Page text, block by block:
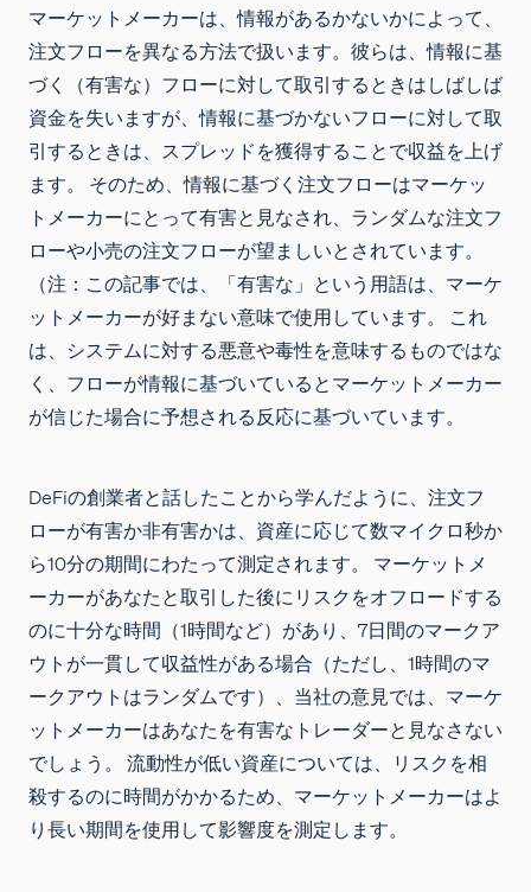
マーケットメーカーは、情報があるかないかによって、
注文フローを異なる方法で扱います。彼らは、情報に基
づく（有害な）フローに対して取引するときはしばしば
資金を失いますが、情報に基づかないフローに対して取
引するときは、スプレッドを獲得することで収益を上げ
ます。 そのため、情報に基づく注文フローはマーケッ
トメーカーにとって有害と見なされ、ランダムな注文フ
ローや小売の注文フローが望ましいとされています。
（注：この記事では、「有害な」という用語は、マーケ
ットメーカーが好まない意味で使用しています。 これ
は、システムに対する悪意や毒性を意味するものではな
く、フローが情報に基づいているとマーケットメーカー
が信じた場合に予想される反応に基づいています。
DeFiの創業者と話したことから学んだように、注文フ
ローが有害か非有害かは、資産に応じて数マイクロ秒か
ら10分の期間にわたって測定されます。 マーケットメ
ーカーがあなたと取引した後にリスクをオフロードする
のに十分な時間（1時間など）があり、7日間のマークア
ウトが一貫して収益性がある場合（ただし、1時間のマ
ークアウトはランダムです）、当社の意見では、マーケ
ットメーカーはあなたを有害なトレーダーと見なさない
でしょう。 流動性が低い資産については、リスクを相
殺するのに時間がかかるため、マーケットメーカーはよ
り長い期間を使用して影響度を測定します。